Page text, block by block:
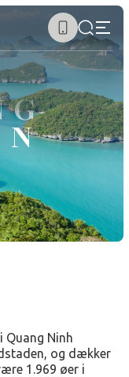
Quang Ninh
og dækker
1.969 øer i